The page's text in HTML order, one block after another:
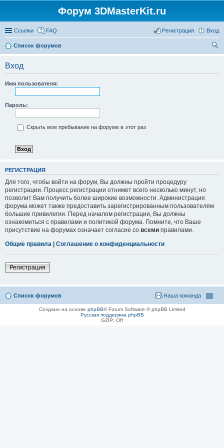
Форум 3DMasterKit.ru
Ссылки FAQ Вход
Регистрация
Список форумов
Вход
Имя пользователя:
Пароль:
Скрыть мое пребывание на форуме в этот раз
РЕГИСТРАЦИЯ
Для того, чтобы войти на форум, Вы должны пройти процедуру
регистрации. Процесс регистрации отнимет всего несколько минут, но
позволит Вам получить более широкие возможности. Администрация
форума может также предоставить зарегистрированным пользователям
большие привилегии. Перед началом регистрации, Вы должны
ознакомиться с правилами и политикой форума. Помните, что Ваше
присутствие на форумах означает согласие со всеми правилами.
Общие правила | Соглашение о конфиденциальности
Регистрация
Список форумов Наша команда
Создано на основе phpBB® Forum Software © phpBB Limited
Русская поддержка phpBB
GZIP: Off